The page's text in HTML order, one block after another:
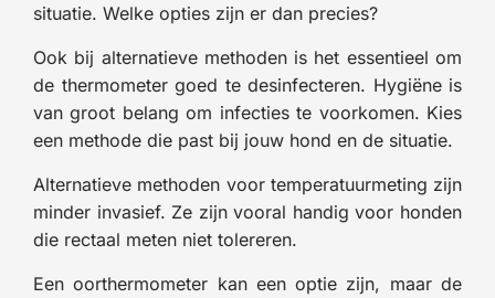
situatie. Welke opties zijn er dan precies?
Ook bij alternatieve methoden is het essentieel om
de thermometer goed te desinfecteren. Hygiëne is
van groot belang om infecties te voorkomen. Kies
een methode die past bij jouw hond en de situatie.
Alternatieve methoden voor temperatuurmeting zijn
minder invasief. Ze zijn vooral handig voor honden
die rectaal meten niet tolereren.
Een oorthermometer kan een optie zijn, maar de